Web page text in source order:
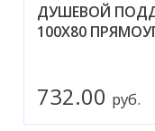
ДУШЕВОЙ
100X80
732.00 руб.